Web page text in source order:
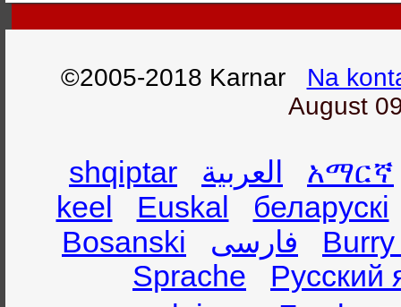
©2005-2018 Karnar Na
August
shqiptar العربية
አማርኛ
keel
Euskal
беларускі
Bosanski
فارسی
Sprache
Русский